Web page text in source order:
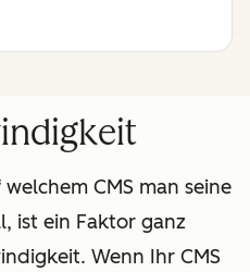
CMS man seine
ist ein Faktor ganz
Wenn Ihr CMS